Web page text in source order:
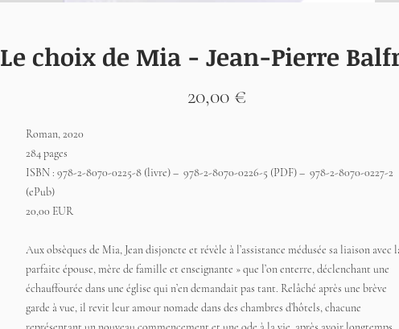
Le choix de Mia - Jean-Pierre
20,00 €
Roman, 2020
284 pages
ISBN : 978-2-8070-0225-8 (livre) – 978-2-8070-0226-5 (PDF) – 978-2-8070-0227-2
(ePub)
20,00 EUR
Aux obsèques de Mia, Jean disjoncte et révèle à l’assistance médusée sa liaison avec
parfaite épouse, mère de famille et enseignante » que l’on enterre, déclenchant une
échauffourée dans une église qui n’en demandait pas tant. Relâché après une brève
garde à vue, il revit leur amour nomade dans des chambres d’hôtels, chacune